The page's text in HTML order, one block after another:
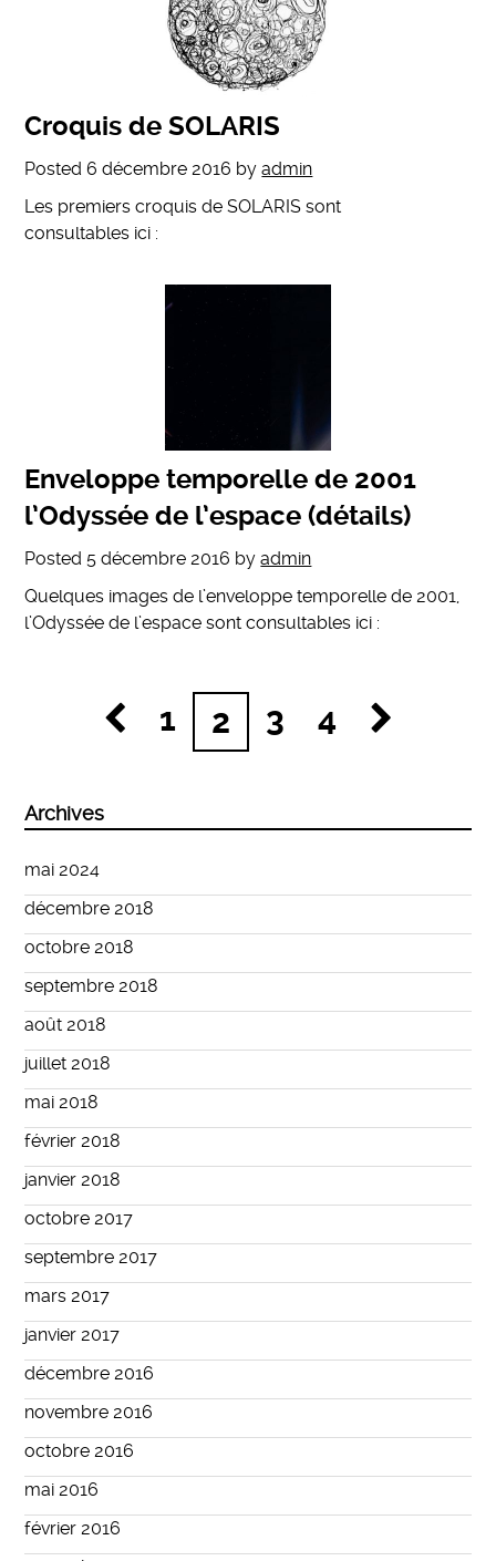
Croquis de SOLARIS
Posted 6 décembre 2016 byadmin
Les premiers croquis de SOLARIS sont
consultables ici :
Enveloppe temporelle de 2001
l’Odyssée de l’espace (détails)
Posted 5 décembre 2016 byadmin
Quelques images de l’enveloppe temporelle de 2001,
l’Odyssée de l’espace sont consultables ici :
1 2 3 4
Archives
mai 2024
décembre 2018
octobre 2018
septembre 2018
août 2018
juillet 2018
mai 2018
février 2018
janvier 2018
octobre 2017
septembre 2017
mars 2017
janvier 2017
décembre 2016
novembre 2016
octobre 2016
mai 2016
février 2016